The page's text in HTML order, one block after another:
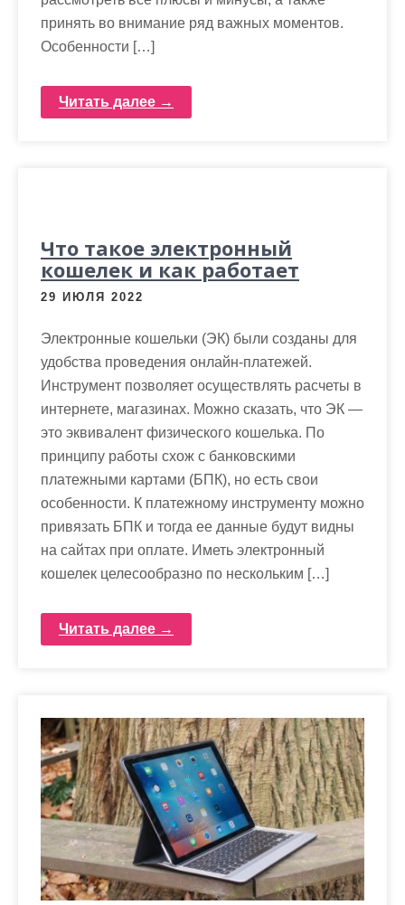
принять во внимание ряд важных моментов.
Особенности […]
Читать далее →
Что такое электронный
кошелек и как работает
29 ИЮЛЯ 2022
Электронные кошельки (ЭК) были созданы для
удобства проведения онлайн-платежей.
Инструмент позволяет осуществлять расчеты в
интернете, магазинах. Можно сказать, что ЭК —
это эквивалент физического кошелька. По
принципу работы схож с банковскими
платежными картами (БПК), но есть свои
особенности. К платежному инструменту можно
привязать БПК и тогда ее данные будут видны
на сайтах при оплате. Иметь электронный
кошелек целесообразно по нескольким […]
Читать далее →